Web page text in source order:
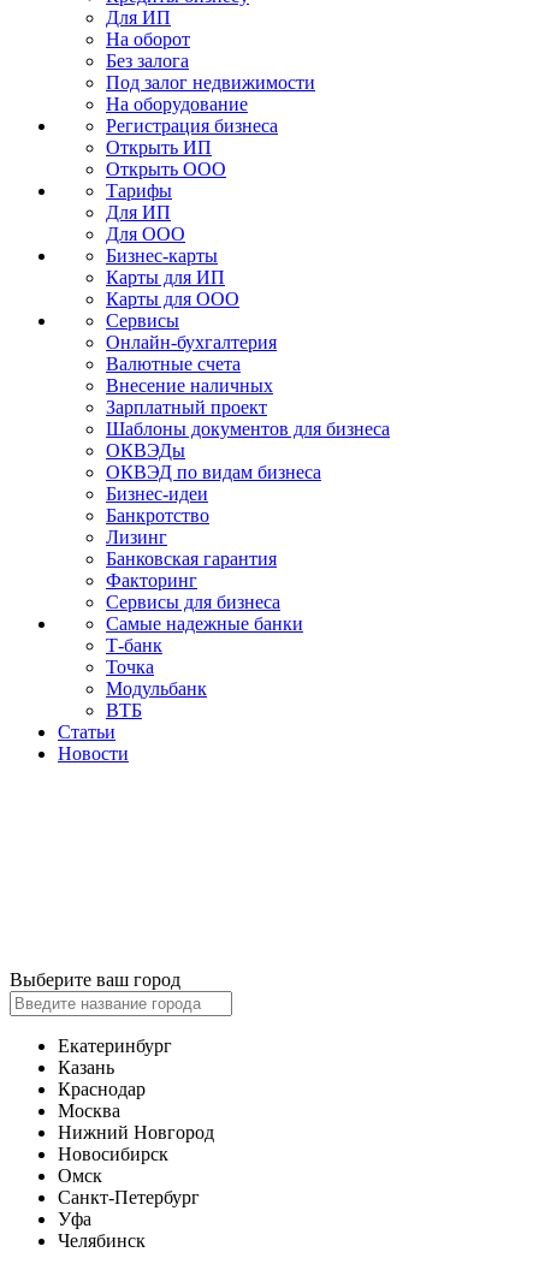
Для ИП
На оборот
Без залога
Под залог недвижимости
На оборудование
Регистрация бизнеса
Открыть ИП
Открыть ООО
Тарифы
Для ИП
Для ООО
Бизнес-карты
Карты для ИП
Карты для ООО
Сервисы
Онлайн-бухгалтерия
Валютные счета
Внесение наличных
Зарплатный проект
Шаблоны документов для бизнеса
ОКВЭДы
ОКВЭД по видам бизнеса
Бизнес-идеи
Банкротство
Лизинг
Банковская гарантия
Факторинг
Сервисы для бизнеса
Самые надежные банки
Т-банк
Точка
Модульбанк
ВТБ
Статьи
Новости
Выберите ваш город
Екатеринбург
Казань
Краснодар
Москва
Нижний Новгород
Новосибирск
Омск
Санкт-Петербург
Уфа
Челябинск